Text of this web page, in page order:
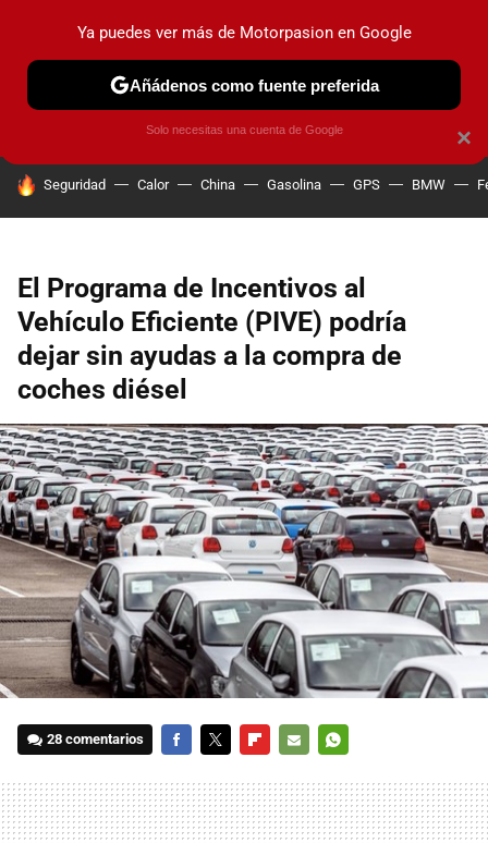
PRUEBAS COCHES ELÉCTRICOS OBSERVATORIO
HOY SE HABLA DE
Seguridad Calor China Gasolina GPS BMW
El Programa de Incentivos al
Vehículo Eficiente (PIVE) podría
dejar sin ayudas a la compra de
coches diésel
28 comentarios
MAIL
×
Ya puedes ver más de Motorpasion en Google
Añádenos como fuente preferida
Solo necesitas una cuenta de Google